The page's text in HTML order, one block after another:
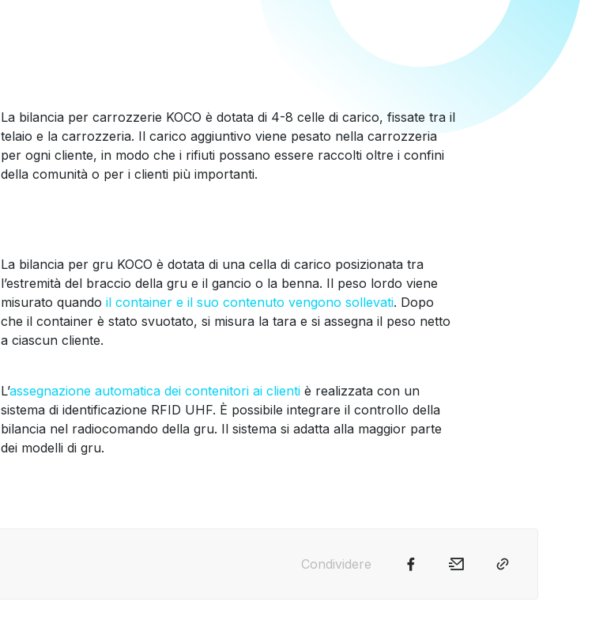
La bilancia per carrozzerie KOCO è dotata di 4-8 celle di carico, fissate tra il
telaio e la carrozzeria. Il carico aggiuntivo viene pesato nella carrozzeria
per ogni cliente, in modo che i rifiuti possano essere raccolti oltre i confini
della comunità o per i clienti più importanti.
La bilancia per gru KOCO è dotata di una cella di carico posizionata tra
l’estremità del braccio della gru e il gancio o la benna. Il peso lordo viene
misurato quando il container e il suo contenuto vengono sollevati. Dopo
che il container è stato svuotato, si misura la tara e si assegna il peso netto
a ciascun cliente.
L’assegnazione automatica dei contenitori ai clienti è realizzata con un
sistema di identificazione RFID UHF. È possibile integrare il controllo della
bilancia nel radiocomando della gru. Il sistema si adatta alla maggior parte
dei modelli di gru.
Condividere